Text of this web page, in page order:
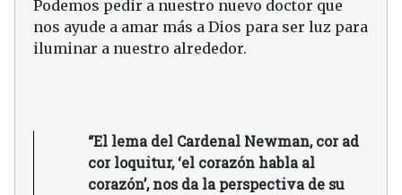
Podemos pedir a nuestro nuevo doctor que
nos ayude a amar más a Dios para ser luz para
iluminar a nuestro alrededor.
“El lema del Cardenal Newman, cor ad
cor loquitur, ‘el corazón habla al
corazón’, nos da la perspectiva de su